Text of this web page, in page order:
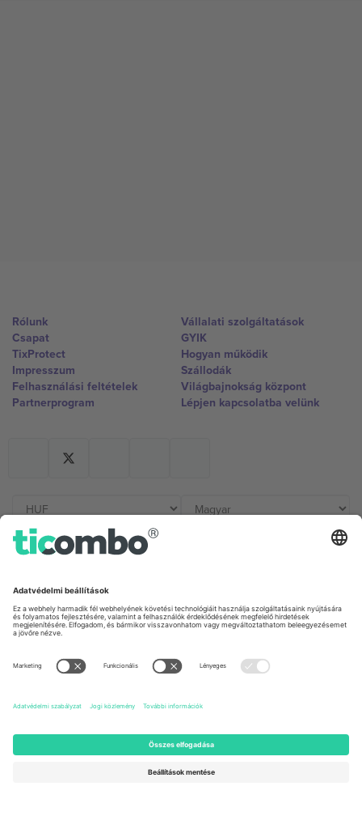
Rólunk
Csapat
TixProtect
Impresszum
Felhasználási feltételek
Partnerprogram
Vállalati szolgáltatások
GYIK
Hogyan működik
Szállodák
Világbajnokság központ
Lépjen kapcsolatba velünk
Germany
Unter den Linden 24, 10117
Berlin, Germany
United Kingdom
167 City Road, London, Greater
Newark, Delaware 19713, United
States
Engelberg, Switzerland